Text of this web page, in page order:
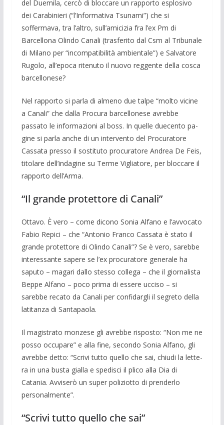
del Duemila, cercò di bloccare un rapporto esplosivo
dei Cara­binieri (“l’Informativa Tsunami”) che si
soffermava, tra l’altro, sull’amicizia fra l’ex Pm di
Barcellona Olindo Canali (tra­sferito dal Csm al Tribunale
di Milano per “incompatibilità ambientale”) e Salvatore
Rugolo, all’epoca ritenuto il nuovo reg­gente della cosca
barcellonese?
Nel rap­porto si parla di almeno due tal­pe “molto vicine
a Canali” che dalla Pro­cura barcel­lonese avrebbe
passato le in­formazioni al boss. In quelle duecento pa­
gine si parla anche di un intervento del Procuratore
Cassata presso il sostituto procuratore An­drea De Feis,
titolare dell’indagine su Ter­me Vigliatore, per bloccare il
rapporto dell’Arma.
“Il grande protettore di Canali”
Ottavo. È vero – come dicono Sonia Al­fano e l’avvocato
Fabio Repici – che “An­tonio Franco Cassata è stato il
grande pro­tettore di Olindo Canali”? Se è vero, sa­rebbe
interessante sapere se l’ex procura­tore generale ha
saputo – magari dallo stesso collega – che il giornalista
Beppe Alfano – poco prima di essere ucciso – si
sarebbe recato da Canali per confidargli il segreto della
latitanza di Santapaola.
Il magistrato monzese gli avrebbe rispo­sto: “Non me ne
posso occupare” e alla fine, secondo Sonia Alfano, gli
avrebbe detto: “Scrivi tutto quello che sai, chiudi la lette­
ra in una busta gialla e spedisci il plico alla Dia di
Catania. Avviserò un su­per po­liziotto di prenderlo
personalmente”.
“Scrivi tutto quello che sai”